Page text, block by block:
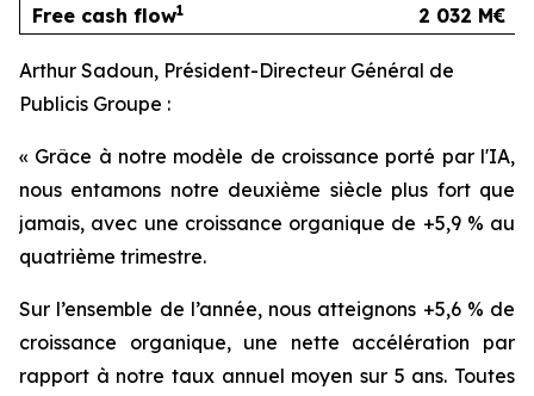
Free cash flow1 2 032 M€
Arthur Sadoun, Président-Directeur Général de
Publicis Groupe :
« Grâce à notre modèle de croissance porté par l'IA,
nous entamons notre deuxième siècle plus fort que
jamais, avec une croissance organique de +5,9 % au
quatrième trimestre.
Sur l’ensemble de l’année, nous atteignons +5,6 % de
croissance organique, une nette accélération par
rapport à notre taux annuel moyen sur 5 ans. Toutes